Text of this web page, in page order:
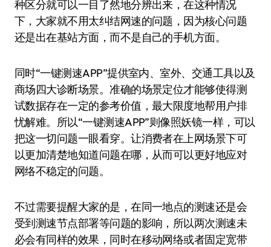
种区分就可以一目了然地分辨出来，在这种情况
下，大家就不用太纠结网速的问题，因为核心问题
还是出在基站方面，而不是自己的手机方面。
同时“一键测速APP”提供室内、室外、交通工具以及
商场四大诊断场景。准确的场景定位才能够使得测
试数据存在一定的参考价值，最大限度地帮用户排
忧解难。所以“一键测速APP”则像照妖镜一样，可以
把这一切问题一眼看穿。让消费者在上网场景下可
以更加清楚地知道问题在哪，从而可以更好地应对
网络不稳定的问题。
不过需要提醒大家的是，在同一地点的测速还是会
受到测速节点部署等问题的影响，所以两次测速未
必会有同样的效果，同时在移动网络或者固定宽带